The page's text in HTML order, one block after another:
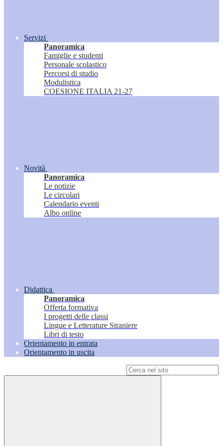
Servizi
Panoramica
Famiglie e studenti
Personale scolastico
Percorsi di studio
Modulistica
COESIONE ITALIA 21-27
Novità
Panoramica
Le notizie
Le circolari
Calendario eventi
Albo online
Didattica
Panoramica
Offerta formativa
I progetti delle classi
Lingue e Letterature Straniere
Libri di testo
Orientamento in entrata
Orientamento in uscita